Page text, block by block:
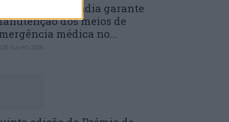
Município de Anadia garante
dos meios de
médica no...
JULHO, 2026